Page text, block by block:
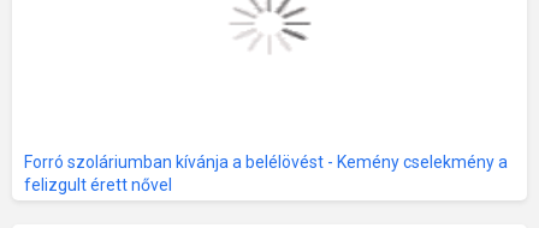
Forró szoláriumban kívánja a belélövést - Kemény cselekmény a
felizgult érett nővel